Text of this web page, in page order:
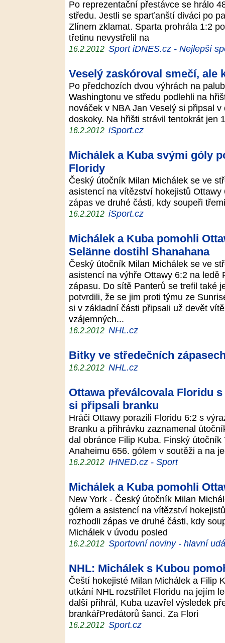
Po reprezentační přestávce se hrálo
středu. Jestli se sparťanští diváci po
Zlínem zklamat. Sparta prohrála 1:2
třetinu nevystřelil na
16.2.2012 Sport iDNES.cz - Nejlepší
Veselý zaskóroval smečí, ale
Po předchozích dvou výhrách na
Washingtonu ve středu podlehli na
nováček v NBA Jan Veselý si připsal
doskoky. Na hřišti strávil tentokrát jen
16.2.2012 iSport.cz
Michálek a Kuba svými góly
Floridy
Český útočník Milan Michálek se ve
asistencí na vítězství hokejistů
zápas ve druhé části, kdy soupeři
16.2.2012 iSport.cz
Michálek a Kuba pomohli
Selänne dostihl Shanahana
Český útočník Milan Michálek se ve
asistencí na výhře Ottawy 6:2 na ledě
zápasu. Do sítě Panterů se trefil také
potvrdili, že se jim proti týmu ze
si v základní části připsali už devět
vzájemných...
16.2.2012 NHL.cz
Bitky ve středečních
16.2.2012 NHL.cz
Ottawa převálcovala Floridu
si připsali branku
Hráči Ottawy porazili Floridu 6:2 s
Branku a přihrávku zaznamenal
dal obránce Filip Kuba. Finský
Anaheimu 656. gólem v soutěži a na
16.2.2012 IHNED.cz - Sport
Michálek a Kuba pomohli
New York - Český útočník Milan
gólem a asistencí na vítězství
rozhodli zápas ve druhé části, kdy
Michálek v úvodu posled
16.2.2012 Sportovní noviny - hlavní
NHL: Michálek s Kubou
Čeští hokejisté Milan Michálek a Filip
utkání NHL rozstřílet Floridu na jejím
další přihrál, Kuba uzavřel výsledek
brankářPredátorů šanci. Za Flori
16.2.2012 Sport.cz